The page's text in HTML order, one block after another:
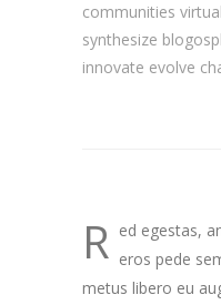
communities
synthesize
innovate evolve
R ed egestas,
eros pede
metus libero eu